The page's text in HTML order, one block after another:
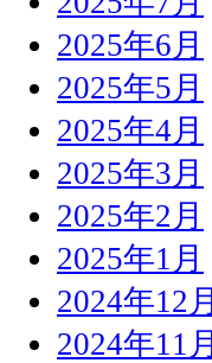
2025年6月
2025年5月
2025年4月
2025年3月
2025年2月
2025年1月
2024年12月
2024年11月